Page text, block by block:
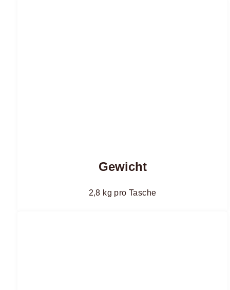
Gewicht
2,8 kg pro Tasche